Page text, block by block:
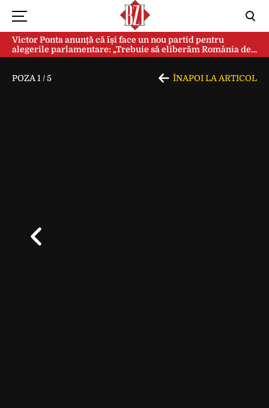
Victor Ponta anunță că își face un nou partid pentru
alegerile parlamentare: „Trebuie să eliberăm România de
această sectă globalistă”
POZA 1 /5 ÎNAPOI LA ARTICOL